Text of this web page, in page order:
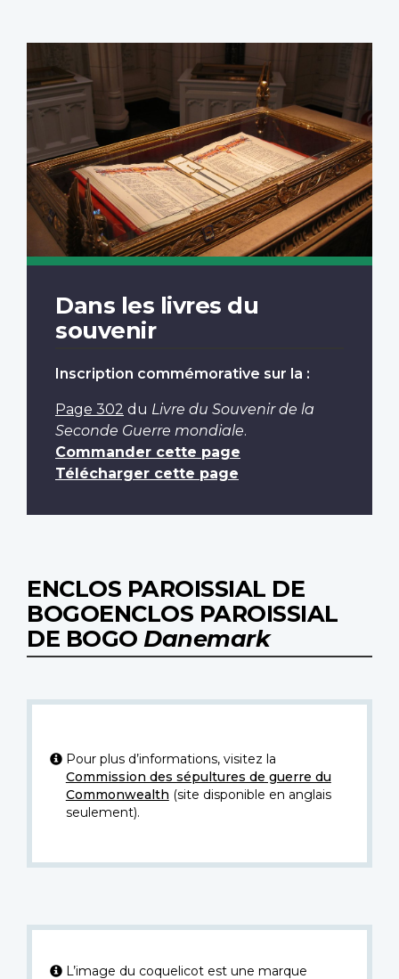
Dans les livres du
souvenir
Inscription commémorative sur la :
Page 302 du Livre du Souvenir de la
Seconde Guerre mondiale.
Commander cette page
Télécharger cette page
ENCLOS PAROISSIAL DE
BOGOENCLOS PAROISSIAL
DE BOGO Danemark
Pour plus d’informations, visitez la
Commission des sépultures de guerre du
Commonwealth (site disponible en anglais
seulement).
L’image du coquelicot est une marque